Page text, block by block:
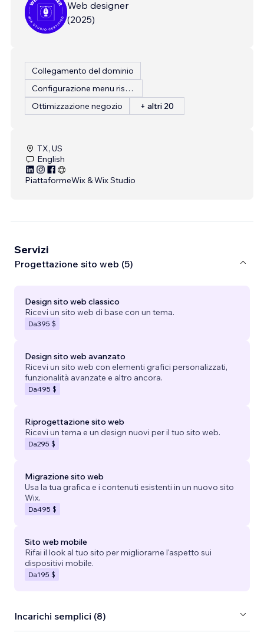
Web designer
(2025)
Collegamento del dominio
Configurazione menu ristorante
Ottimizzazione negozio
+ altri 20
TX, US
English
PiattaformeWix & Wix Studio
Servizi
Progettazione sito web (5)
Design sito web classico
Ricevi un sito web di base con un tema.
Da395 $
Design sito web avanzato
Ricevi un sito web con elementi grafici personalizzati,
funzionalità avanzate e altro ancora.
Da495 $
Riprogettazione sito web
Ricevi un tema e un design nuovi per il tuo sito web.
Da295 $
Migrazione sito web
Usa la tua grafica e i contenuti esistenti in un nuovo sito
Wix.
Da495 $
Sito web mobile
Rifai il look al tuo sito per migliorarne l'aspetto sui
dispositivi mobile.
Da195 $
Incarichi semplici (8)